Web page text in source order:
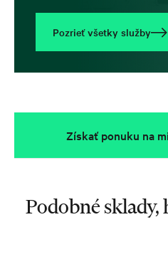
Pozrieť všetky služby
Získať ponuku na
Podobné